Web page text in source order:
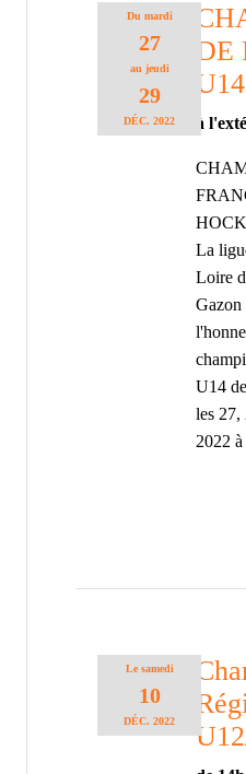
Du mardi
27
au jeudi
29
DÉC. 2022
DE
U14
à
La
Loire
Gazon
U14
les 27,
2022
Le samedi
10
DÉC. 2022